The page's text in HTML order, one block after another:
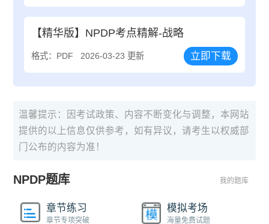
【精华版】NPDP考点精解-战略
格式：PDF 2026-03-23 更新 立即下载
温馨提示：因考试政策、内容不断变化与调整，本网站
提供的以上信息仅供参考，如有异议，请考生以权威部
门公布的内容为准！
NPDP题库 我的题库
章节练习
章节专项突破
模拟考场
海量免费试题